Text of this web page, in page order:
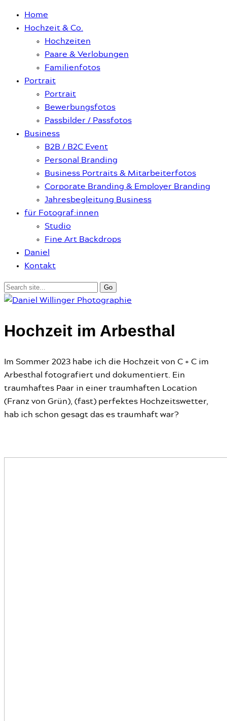
Home
Hochzeit & Co.
Hochzeiten
Paare & Verlobungen
Familienfotos
Portrait
Portrait
Bewerbungsfotos
Passbilder / Passfotos
Business
B2B / B2C Event
Personal Branding
Business Portraits & Mitarbeiterfotos
Corporate Branding & Employer Branding
Jahresbegleitung Business
für Fotograf:innen
Studio
Fine Art Backdrops
Daniel
Kontakt
Hochzeit im Arbesthal
Im Sommer 2023 habe ich die Hochzeit von C + C im
Arbesthal fotografiert und dokumentiert. Ein
traumhaftes Paar in einer traumhaften Location
(Franz von Grün), (fast) perfektes Hochzeitswetter,
hab ich schon gesagt das es traumhaft war?